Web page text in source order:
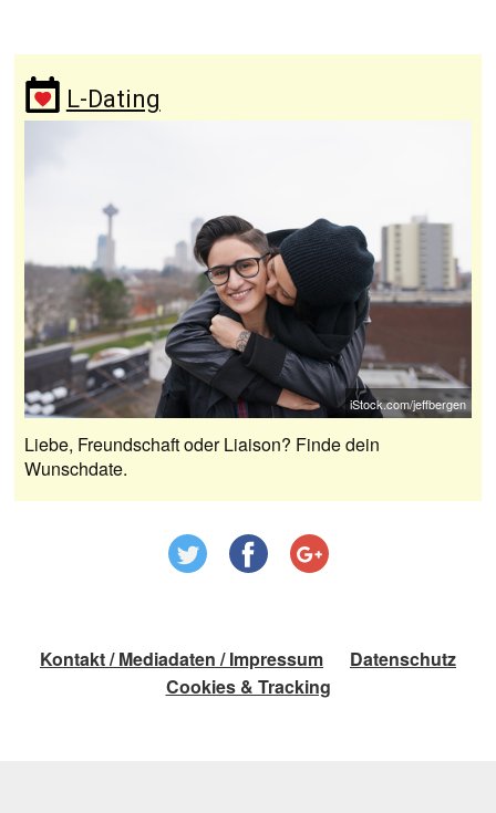
L-Dating
iStock.com/jeffbergen
Liebe, Freundschaft oder Liaison? Finde dein
Wunschdate.
Kontakt / Mediadaten / Impressum
Datenschutz
Cookies & Tracking